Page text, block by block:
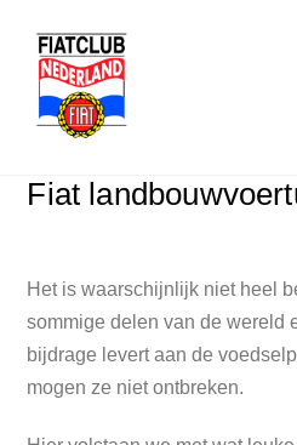
content
Fiat
Het is waarschijnlijk niet heel
sommige delen van de wereld
bijdrage levert aan de
mogen ze niet ontbreken.